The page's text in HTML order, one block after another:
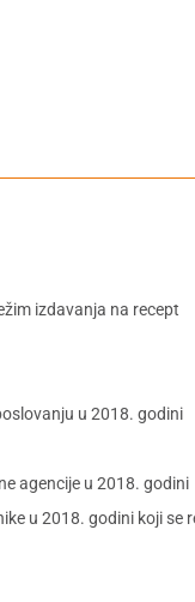
izdavanja na recept
u 2018. godini
agencije u 2018. godini
u 2018. godini koji se